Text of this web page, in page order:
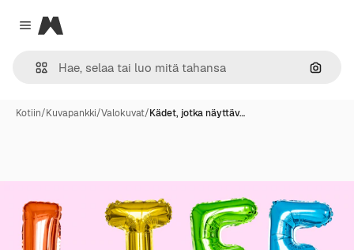
Close menu
Magnific
Hae
Kotiin/Kuvapankki/Valokuvat/Kädet, jotka näyttäv…